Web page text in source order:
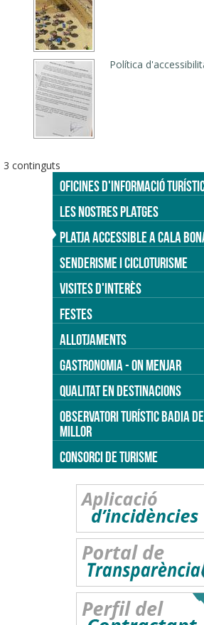
Política
3 continguts
OFICINES D'INFORMACIÓ
LES NOSTRES PLATGES
PLATJA ACCESSIBLE A CALA
SENDERISME I CICLOTURISME
VISITES D'INTERÈS
FESTES
ALLOTJAMENTS
GASTRONOMIA - ON MENJAR
QUALITAT EN DESTINACIONS
OBSERVATORI TURÍSTIC BADIA
MILLOR
CONSORCI DE TURISME